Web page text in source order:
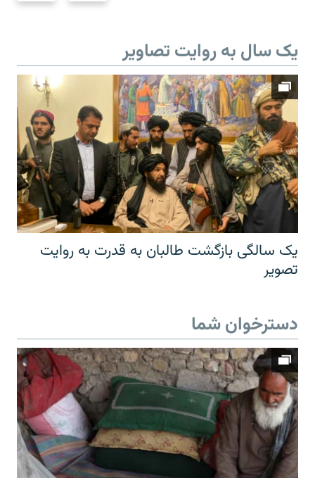
یک سال به روایت تصاویر
یک سالگی بازگشت طالبان به قدرت به روایت
تصویر
دسترخوان شما